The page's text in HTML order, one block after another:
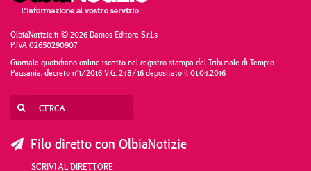
OlbiaNotizie.it © 2026 Damos Editore S.r.l.s
P.IVA 02650290907
Giornale quotidiano online iscritto nel registro stampa del Tribunale di Tempio
Pausania, decreto n°1/2016 V.G. 248/16 depositato il 01.04.2016
Filo diretto con OlbiaNotizie
SCRIVI AL DIRETTORE